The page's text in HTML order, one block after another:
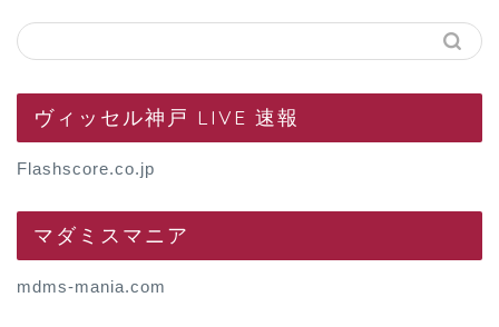
ヴィッセル神戸 LIVE 速報
Flashscore.co.jp
マダミスマニア
mdms-mania.com